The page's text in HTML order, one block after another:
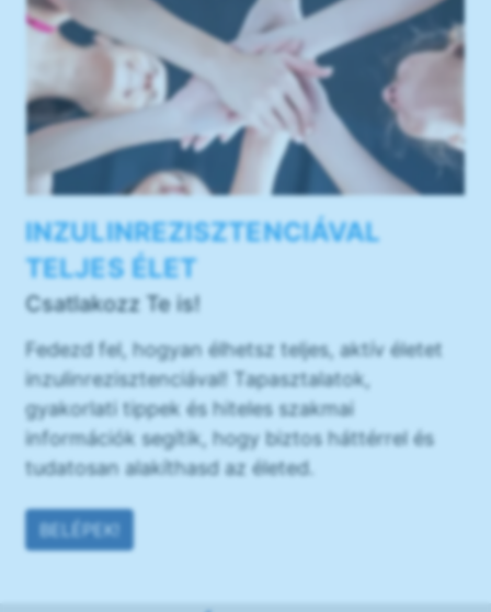
INZULINREZISZTENCIÁVAL
TELJES ÉLET
Csatlakozz Te is!
Fedezd fel, hogyan élhetsz teljes, aktív életet
inzulinrezisztenciával! Tapasztalatok,
gyakorlati tippek és hiteles szakmai
információk segítik, hogy biztos háttérrel és
tudatosan alakíthasd az életed.
BELÉPEK!